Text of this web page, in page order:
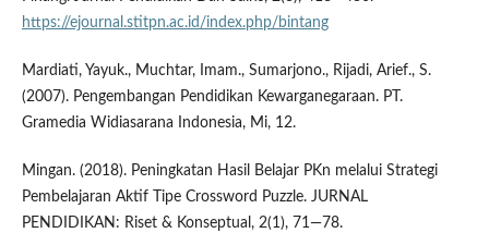
https://ejournal.stitpn.ac.id/index.php/bintang
Mardiati, Yayuk., Muchtar, Imam., Sumarjono., Rijadi, Arief., S.
(2007). Pengembangan Pendidikan Kewarganegaraan. PT.
Gramedia Widiasarana Indonesia, Mi, 12.
Mingan. (2018). Peningkatan Hasil Belajar PKn melalui Strategi
Pembelajaran Aktif Tipe Crossword Puzzle. JURNAL
PENDIDIKAN: Riset & Konseptual, 2(1), 71—78.